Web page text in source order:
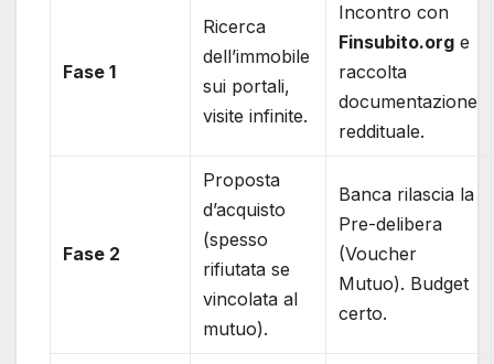
Fase 1
Ricerca
dell’immobile
sui portali,
visite infinite.
Incontro con
Finsubito.org e
raccolta
documentazione
reddituale.
Fase 2
Proposta
d’acquisto
(spesso
rifiutata se
vincolata al
mutuo).
Banca rilascia la
Pre-delibera
(Voucher
Mutuo). Budget
certo.